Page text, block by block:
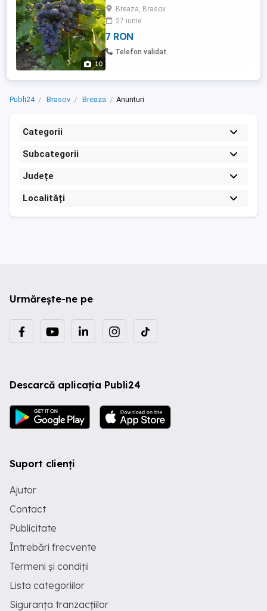
10
neagra Merlot Babeasca neagra Muscat
ottonel Tamaioasa romaneasca Risling
Aligote Soiuri de masa Moldova Ceaslla
dore Muscat hamburg Cardinal Muscat de
adda
Breaza, Brasov
27 iunie
7 RON
Telefon validat
Publi24 Brasov Breaza Anunturi
Categorii
Subcategorii
Județe
Localități
Urmărește-ne pe
Descarcă aplicația Publi24
Suport clienți
Ajutor
Contact
Publicitate
Întrebări frecvente
Termeni și condiții
Lista categoriilor
Siguranța tranzacțiilor